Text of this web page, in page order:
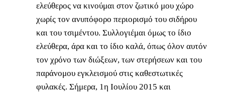
ελεύθερος να κινούμαι στον ζωτικό μου χώρο
χωρίς τον ανυπόφορο περιορισμό του σιδήρου
και του τσιμέντου. Συλλογιέμαι όμως το ίδιο
ελεύθερα, άρα και το ίδιο καλά, όπως όλον αυτόν
τον χρόνο των διώξεων, των στερήσεων και του
παράνομου εγκλεισμού στις καθεστωτικές
φυλακές. Σήμερα, 1η Ιουλίου 2015 και